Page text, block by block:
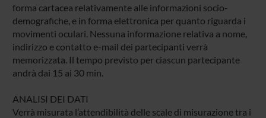
forma cartacea relativamente alle informazioni socio-
demografiche, e in forma elettronica per quanto riguarda i
movimenti oculari. Nessuna informazione relativa a nome,
indirizzo e contatto e-mail dei partecipanti verrà
memorizzata. Il tempo previsto per ciascun partecipante
andrà dai 15 ai 30 min.
ANALISI DEI DATI
Verrà misurata l’attendibilità delle scale di misurazione tra i